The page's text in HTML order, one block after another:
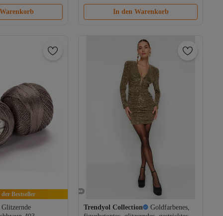
In den Warenkorb
der Bestseller
Trendyol Collection
Goldfarbenes,